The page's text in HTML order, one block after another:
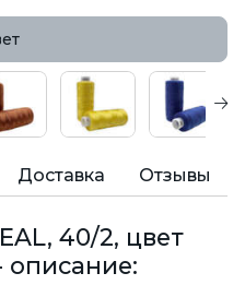
Доставка Отзывы
40/2, цвет
описание: